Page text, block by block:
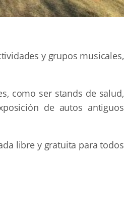
y grupos musicales,
como ser stands de salud,
de autos antiguos
libre y gratuita para todos